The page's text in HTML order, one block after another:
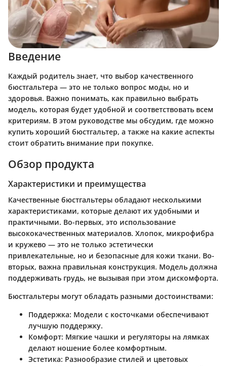
Введение
Каждый родитель знает, что выбор качественного
бюстгальтера — это не только вопрос моды, но и
здоровья. Важно понимать, как правильно выбрать
модель, которая будет удобной и соответствовать всем
критериям. В этом руководстве мы обсудим, где можно
купить хороший бюстгальтер, а также на какие аспекты
стоит обратить внимание при покупке.
Обзор продукта
Характеристики и преимущества
Качественные бюстгальтеры обладают несколькими
характеристиками, которые делают их удобными и
практичными. Во-первых, это использование
высококачественных материалов. Хлопок, микрофибра
и кружево — это не только эстетически
привлекательные, но и безопасные для кожи ткани. Во-
вторых, важна правильная конструкция. Модель должна
поддерживать грудь, не вызывая при этом дискомфорта.
Бюстгальтеры могут обладать разными достоинствами:
Поддержка: Модели с косточками обеспечивают
лучшую поддержку.
Комфорт: Мягкие чашки и регуляторы на лямках
делают ношение более комфортным.
Эстетика: Разнообразие стилей и цветовых